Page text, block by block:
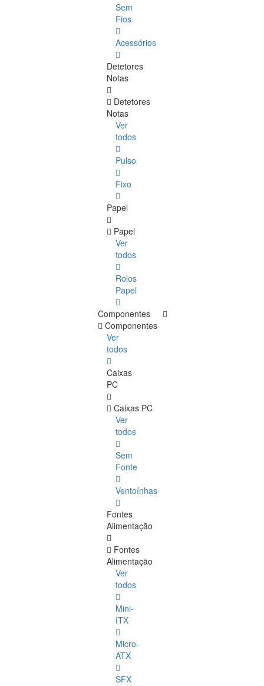
Sem
Fios
Acessórios
Detetores
Notas
Detetores
Notas
Ver
todos
Pulso
Fixo
Papel
Papel
Ver
todos
Rolos
Papel
Componentes
Componentes
Ver
todos
Caixas
PC
Caixas PC
Ver
todos
Sem
Fonte
Ventoínhas
Fontes
Alimentação
Fontes
Alimentação
Ver
todos
Mini-
ITX
Micro-
ATX
SFX